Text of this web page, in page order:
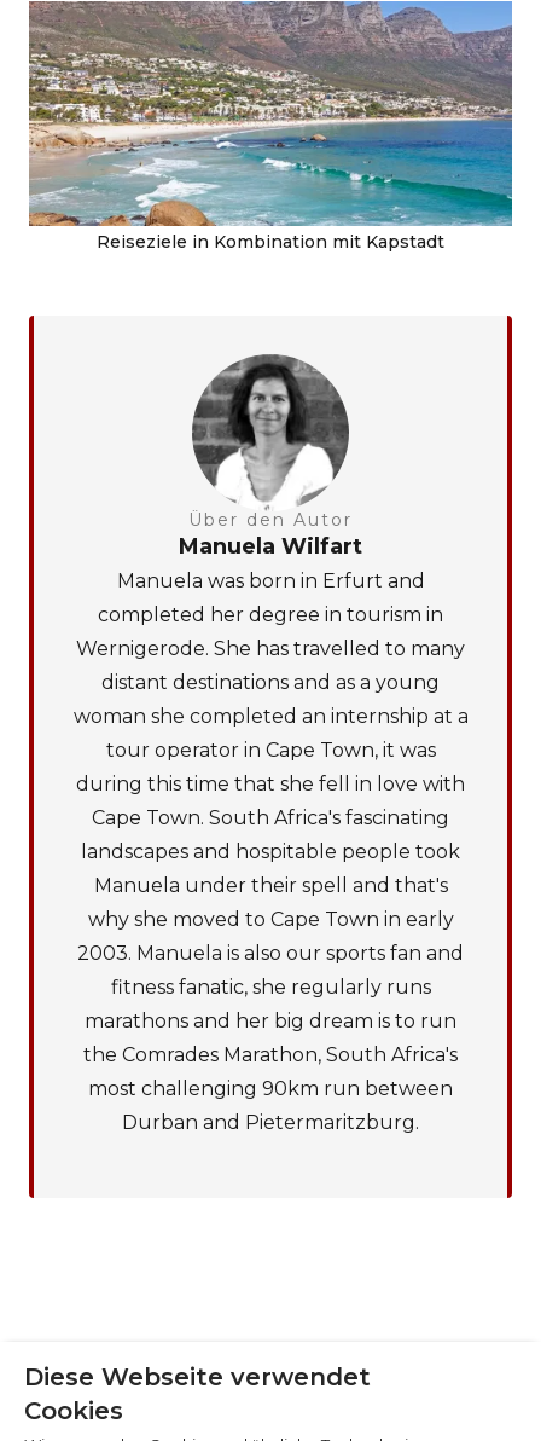
Cookie-Präferenzen
Diese Webseite verwendet
Cookies
Reiseziele in Kombination mit Kapstadt
Über den Autor
Manuela Wilfart
Manuela was born in Erfurt and
completed her degree in tourism in
Wernigerode. She has travelled to many
distant destinations and as a young
woman she completed an internship at a
tour operator in Cape Town, it was
during this time that she fell in love with
Cape Town. South Africa's fascinating
landscapes and hospitable people took
Manuela under their spell and that's
why she moved to Cape Town in early
2003. Manuela is also our sports fan and
fitness fanatic, she regularly runs
marathons and her big dream is to run
the Comrades Marathon, South Africa's
most challenging 90km run between
Durban and Pietermaritzburg.